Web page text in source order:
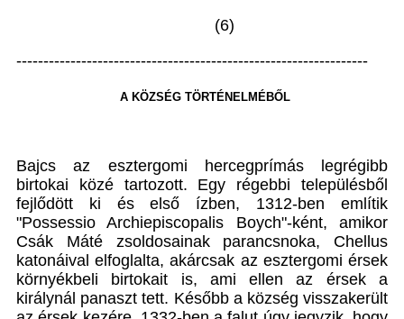
(6)
-----------------------------------------------------------------
A KÖZSÉG TÖRTÉNELMÉBŐL
Bajcs az esztergomi hercegprímás legrégibb
birtokai közé tartozott. Egy régebbi településből
fejlődött ki és első ízben, 1312-ben említik
"Possessio Archiepiscopalis Boych"-ként, amikor
Csák Máté zsoldosainak parancsnoka, Chellus
katonáival elfoglalta, akárcsak az esztergomi érsek
környékbeli birtokait is, ami ellen az érsek a
királynál panaszt tett. Később a község visszakerült